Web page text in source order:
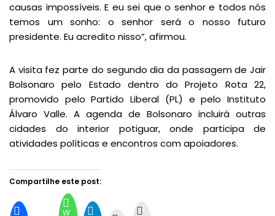
causas impossíveis. E eu sei que o senhor e todos nós
temos um sonho: o senhor será o nosso futuro
presidente. Eu acredito nisso”, afirmou.
A visita fez parte do segundo dia da passagem de Jair
Bolsonaro pelo Estado dentro do Projeto Rota 22,
promovido pelo Partido Liberal (PL) e pelo Instituto
Álvaro Valle. A agenda de Bolsonaro incluirá outras
cidades do interior potiguar, onde participa de
atividades políticas e encontros com apoiadores.
Compartilhe este post:
W